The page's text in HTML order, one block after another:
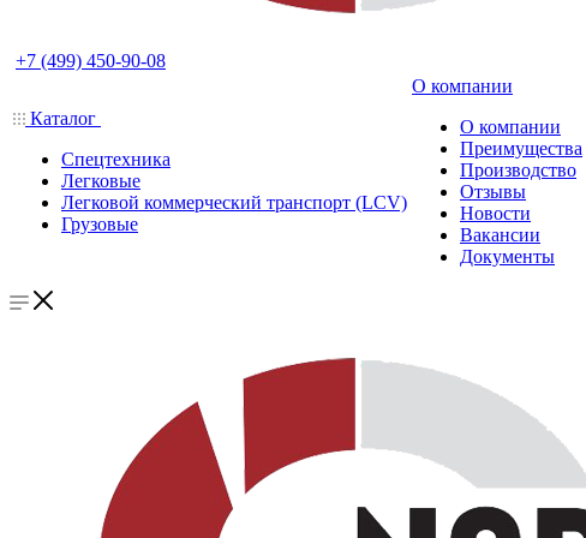
+7 (499) 450-90-08
Каталог
Спецтехника
Легковые
Легковой коммерческий транспорт (LCV)
Грузовые
О компании
О компании
Преимущества
Производство
Отзывы
Новости
Вакансии
Документы